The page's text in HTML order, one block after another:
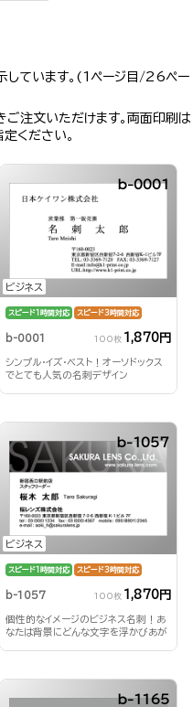
しています。(1ページ目/26ペー
注文いただけます。両面印刷は
ください。
ビジネス
b-0001
スピード1時間対応 スピード3時間対応
b-0001 100枚 1,870円
シンプル・イズ・ベスト！オーソドックス
でとても人気の名刺デザイン
ビジネス
b-1057
スピード1時間対応 スピード3時間対応
b-1057 100枚 1,870円
個性的なイメージのビジネス名刺！あ
なたは背景にどんな文字を浮かびあが
b-1165